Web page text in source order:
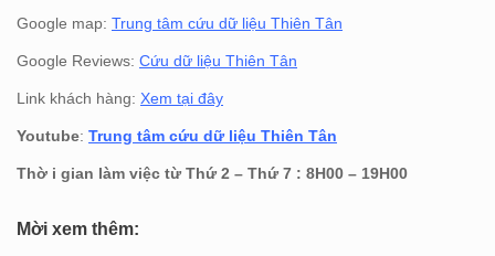
Google map: Trung tâm cứu dữ liệu Thiên Tân
Google Reviews: Cứu dữ liệu Thiên Tân
Link khách hàng: Xem tại đây
Youtube: Trung tâm cứu dữ liệu Thiên Tân
Thờ i gian làm việc từ Thứ 2 – Thứ 7 : 8H00 – 19H00
Mời xem thêm: